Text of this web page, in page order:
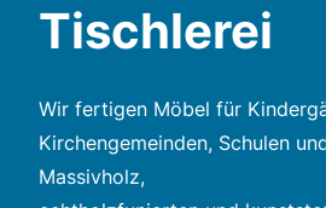
Tischlerei
Wir fertigen Möbel für
Kirchengemeinden, Schulen
Massivholz,